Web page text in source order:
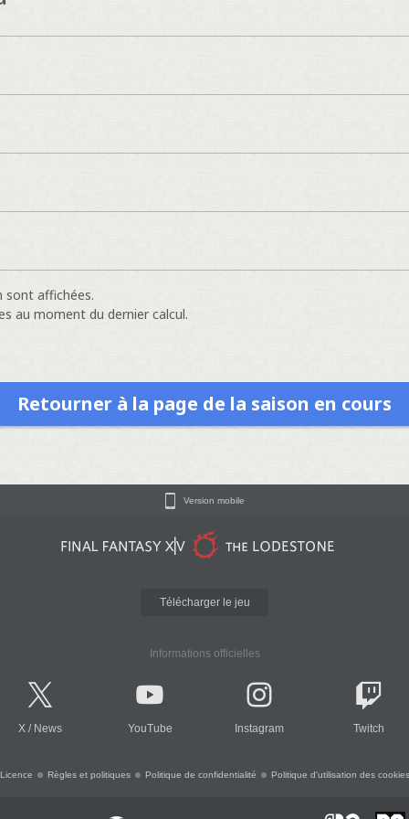
sont affichées.
au moment du dernier calcul.
Retourner à la page de la saison en cours
Version mobile
Télécharger le jeu
Informations officielles
X / News YouTube Instagram Twitch
Licence Règles et politiques Politique de confidentialité Politique d'utilisation des cookies